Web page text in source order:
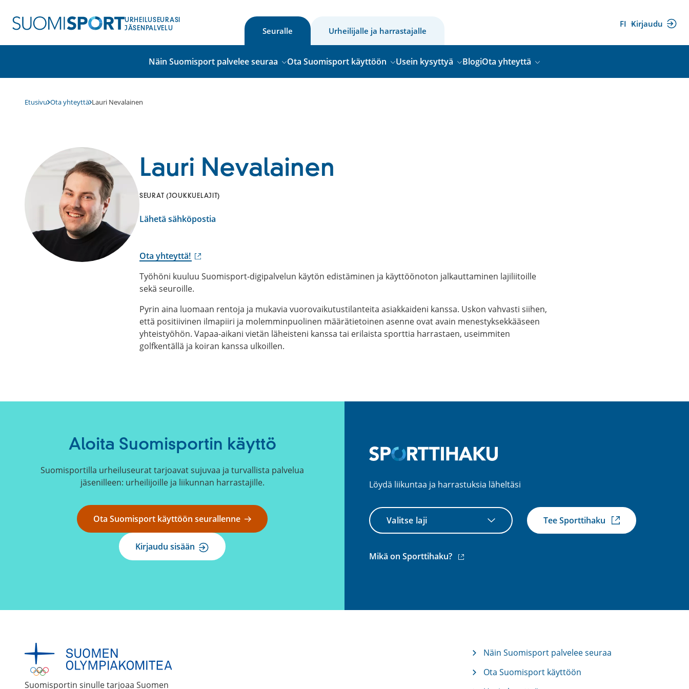
sisältöön
URHEILUSEURASI
JÄSENPALVELU
FI Kirjaudu
(ulkoinen
linkki)
Seuralle Urheilijalle ja harrastajalle
Näin Suomisport palvelee seuraa Ota Suomisport käyttöön Usein kysyttyä BlogiOta yhteyttä
Etusivu Ota yhteyttä Lauri Nevalainen
Lauri Nevalainen
SEURAT (JOUKKUELAJIT)
Lähetä sähköpostia
Ota yhteyttä!
linkki)
Työhöni kuuluu Suomisport-digipalvelun käytön edistäminen ja käyttöönoton jalkauttaminen lajiliitoille
sekä seuroille.
Pyrin aina luomaan rentoja ja mukavia vuorovaikutustilanteita asiakkaideni kanssa. Uskon vahvasti siihen,
että positiivinen ilmapiiri ja molemminpuolinen määrätietoinen asenne ovat avain menestyksekkääseen
yhteistyöhön. Vapaa-aikani vietän läheisteni kanssa tai erilaista sporttia harrastaen, useimmiten
golfkentällä ja koiran kanssa ulkoillen.
Aloita Suomisportin käyttö
Suomisportilla urheiluseurat tarjoavat sujuvaa ja turvallista palvelua
jäsenilleen: urheilijoille ja liikunnan harrastajille.
Ota Suomisport käyttöön seurallenne
Kirjaudu sisään
Löydä liikuntaa ja harrastuksia läheltäsi
Valitse
laji
Tee Sporttihaku
Mikä on Sporttihaku? (ulkoinen
Suomisportin sinulle tarjoaa Suomen
Näin Suomisport palvelee seuraa
Ota Suomisport käyttöön